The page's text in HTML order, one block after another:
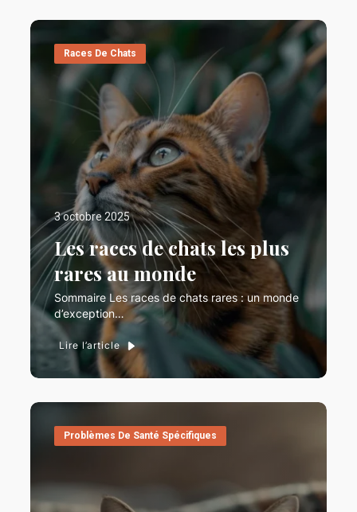
Races De Chats
3 octobre 2025
Les races de chats les plus
rares au monde
Sommaire Les races de chats rares : un monde
d’exception…
Lire l’article
Problèmes De Santé Spécifiques